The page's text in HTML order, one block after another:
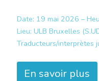
Date: 19 mai 2026 –
Lieu: ULB Bruxelles
Traducteurs/interprètes
En savoir plus